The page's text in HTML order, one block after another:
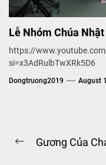
Lễ Nhóm Chúa
https://
si=x3AdRulbTwXRk5D6
Dongtruong2019 August
Post
Previous
Gương Của